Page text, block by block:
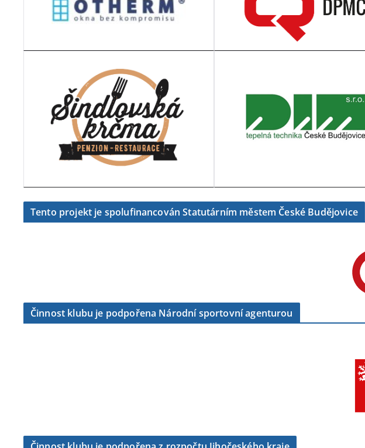
Tento projekt je spolufinancován Statutárním městem České Budějovice
Činnost klubu je podpořena Národní sportovní agenturou